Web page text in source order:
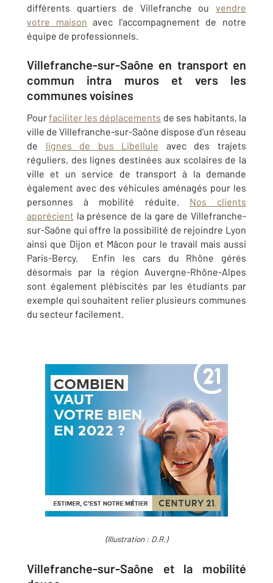
différents quartiers de Villefranche ou vendre
votre maison avec l’accompagnement de notre
équipe de professionnels.
Villefranche-sur-Saône en transport en
commun intra muros et vers les
communes voisines
Pourfaciliter les déplacements de ses habitants, la
ville de Villefranche-sur-Saône dispose d’un réseau
de lignes de bus Libellule avec des trajets
réguliers, des lignes destinées aux scolaires de la
ville et un service de transport à la demande
également avec des véhicules aménagés pour les
personnes à mobilité réduite. Nos clients
apprécient la présence de la gare de Villefranche-
sur-Saône qui offre la possibilité de rejoindre Lyon
ainsi que Dijon et Mâcon pour le travail mais aussi
Paris-Bercy. Enfin les cars du Rhône gérés
désormais par la région Auvergne-Rhône-Alpes
sont également plébiscités par les étudiants par
exemple qui souhaitent relier plusieurs communes
du secteur facilement.
(Illustration : D.R.)
Villefranche-sur-Saône et la mobilité